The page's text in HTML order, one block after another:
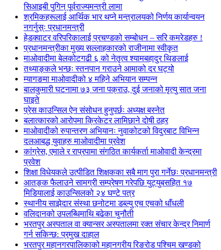
सिआइबी पुगिन् पूर्वराज्यमन्त्री लामा
श्रमिकहरूलाई आर्थिक भार थप्ने मन्त्रालयको निर्णय कार्यान्वयन
नगर्नुस्ः प्रधानमन्त्री
हेडक्वाटर वरिपरिकालाई प्रचण्डको सम्बोधन – सरि कमरेडहरु !
प्रधानमन्त्रीका मुख्य सल्लाहकारको राजीनामा स्वीकृत
माओवादीमा बेलकोटगढी ६ को नेतृत्व श्यामबहादुर थिङलाई
तथ्याङ्कले भन्छः स्तनपान गराउने आमाको दर घट्यो
म्यागङमा माओवादीको ४ महिने अभियान सम्पन्न
बालकुमारी घटनामा ७३ जना पक्राउ, दुई जनाको मृत्यु सात जना
घाइते
प्रेस काउन्सिल ऐन संसोधन हुनुपर्छः अध्यक्ष बस्नेत
बलात्कारको आरोपमा क्रिकेटर लामिछाने दोषी ठहर
माओवादीको रुपान्तरण अभियानः नुवाकोटको विदुरबाट विभिन्न
दलआबद्ध युवाहरु माओवादीमा प्रवेश
कांग्रेस, एमाले र राप्रपामा संगठित कार्यकर्ता माओवादी केन्द्रमा
प्रवेश
शिक्षा विधेयकले उत्पीडित शिक्षकका सबै माग पुरा गर्नेछः प्रधानमन्त्री
आतङ्क फैलाउने सामग्री सम्प्रेषण गरेपछि युट्युबसहित १७
मिडियालाई काउन्सिलको २४ घण्टे पत्र
स्थानीय साझेदार संस्था छनोटमा डब्ल्यु एच एचको धाँधली
वलिदानको उपलब्धिमाथि बढेका चुनौती
भरतपुर अस्पताल वा क्यान्सर अस्पतालमा रक्त संचार केन्द्र निमार्ण
गर्न सकिन्छ: प्रमुख दाहाल
भरतपुर महानगरपालिकाको महानगरीय रिङरोड पश्चिम खण्डको